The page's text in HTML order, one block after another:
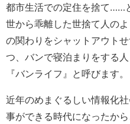
都市生活での定住を捨て……
世から乖離した世捨て人の
の関わりをシャットアウト
つ、バンで寝泊まりをする
『バンライフ』と呼びます。
近年のめまぐるしい情報化社
事ができる時代になったから